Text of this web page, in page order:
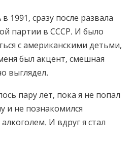
1991, сразу после развала
партии в СССР. И было
с американскими детьми,
был акцент, смешная
выглядел.
пару лет, пока я не попал
и не познакомился
И вдруг я стал